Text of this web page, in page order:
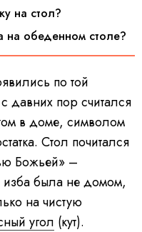
на стол?
на обеденном столе?
по той
давних пор считался
в доме, символом
Стол почитался
Божьей» –
изба была не домом,
на чистую
угол (кут).